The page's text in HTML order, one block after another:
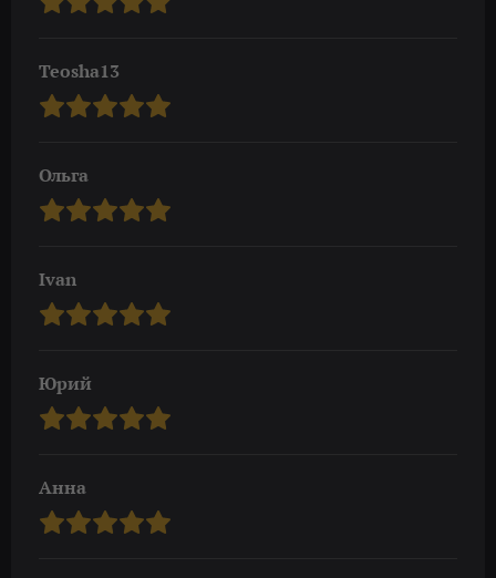
Teosha13
Ольга
Ivan
Юрий
Анна